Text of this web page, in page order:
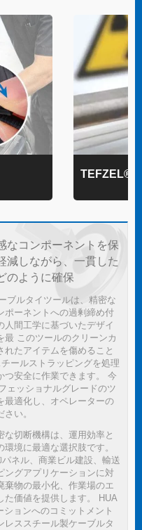
TEFZEL®
なコンポーネントを保
減しながら、一貫した
のように確保
ブルタイツールは、精密な
ポーネントへの過剰締め付
人間工学に基づいたデザイ
最 このツールのクリーンカ
れたアイテムを傷めること
ールストラッピングを処理
つ安全に作業できます。 今
ェッショナルグレードのツ
最適化し、オペレーターの
い。
切断機構は、運用効率と
境に最適な選択肢です。
ネル、商業ビル建設、輸送
ングアプリケーションに対
棄物の最小化、作業場のエ
た価値を提供します。 HUA
ョンへのコミットメント
レススチール製ケーブルタ